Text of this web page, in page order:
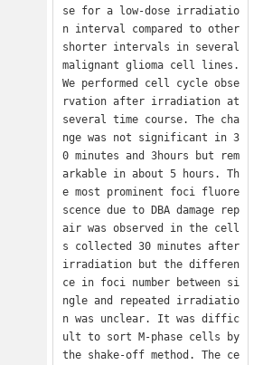
se for a low-dose irradiatio
n interval compared to other
shorter intervals in several
malignant glioma cell lines.
We performed cell cycle obse
rvation after irradiation at
several time course. The cha
nge was not significant in 3
0 minutes and 3hours but rem
arkable in about 5 hours. Th
e most prominent foci fluore
scence due to DBA damage rep
air was observed in the cell
s collected 30 minutes after
irradiation but the differen
ce in foci number between si
ngle and repeated irradiatio
n was unclear. It was diffic
ult to sort M-phase cells by
the shake-off method. The ce